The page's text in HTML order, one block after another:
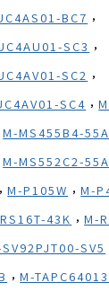
BC7 ,
SC3 ,
SC2 ,
SC4 ,
M-MS455B4-
M-MS552C2-
, M-P105W , M-
43K , M-
SV5
, M-